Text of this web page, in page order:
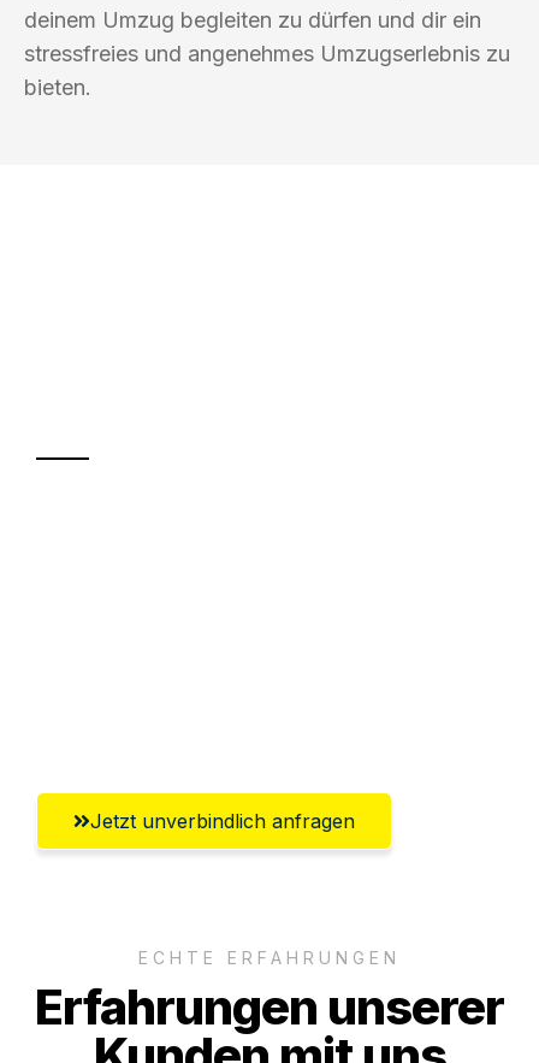
deinem Umzug begleiten zu dürfen und dir ein
stressfreies und angenehmes Umzugserlebnis zu
bieten.
Jetzt unverbindlich anfragen
ECHTE ERFAHRUNGEN
Erfahrungen unserer